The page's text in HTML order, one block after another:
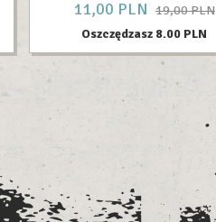
11,00 PLN 19,00 PLN
Oszczędzasz 8.00 PLN